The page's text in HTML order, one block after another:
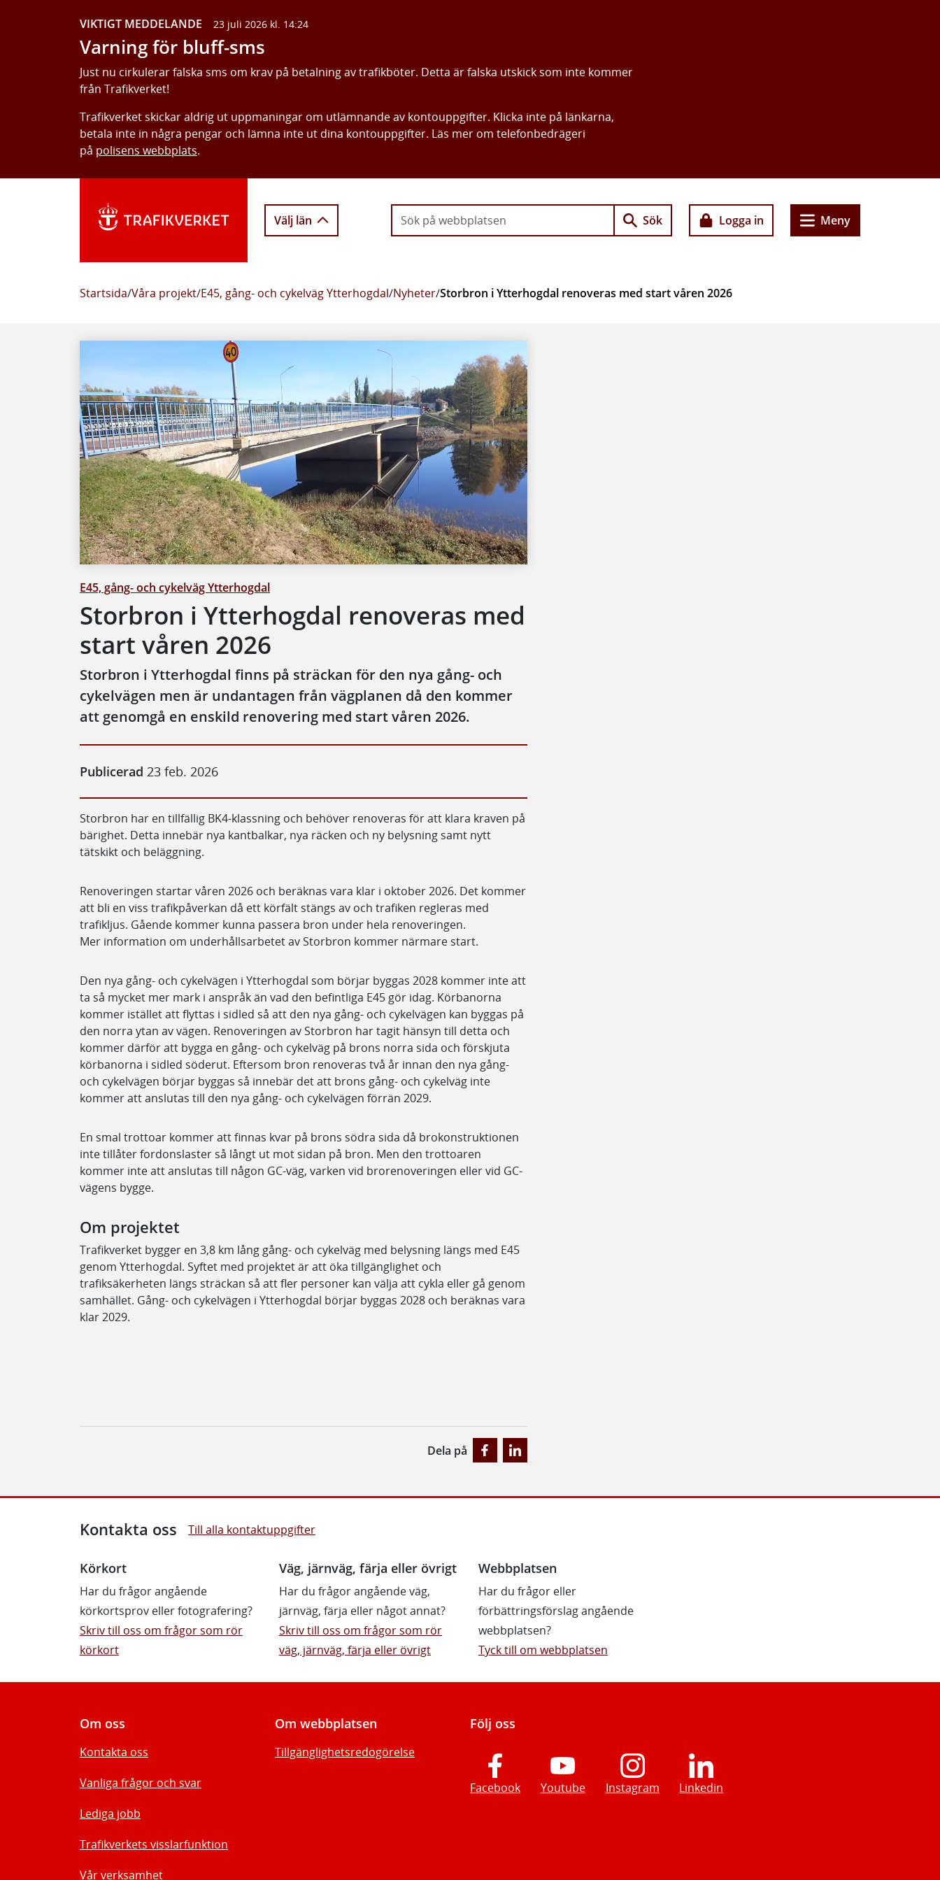
VIKTIGT MEDDELANDE 23 juli 2026 kl. 14:24
Varning för bluff-sms
Just nu cirkulerar falska sms om krav på betalning av trafikböter. Detta är falska utskick som inte kommer
från Trafikverket!
Trafikverket skickar aldrig ut uppmaningar om utlämnande av kontouppgifter. Klicka inte på länkarna,
betala inte in några pengar och lämna inte ut dina kontouppgifter. Läs mer om telefonbedrägeri
på polisens webbplats.
Välj län Sök Logga in Meny
Startsida/Våra projekt/E45, gång- och cykelväg Ytterhogdal/Nyheter/Storbron i Ytterhogdal renoveras med start våren 2026
E45, gång- och cykelväg Ytterhogdal
Storbron i Ytterhogdal renoveras med
start våren 2026
Storbron i Ytterhogdal finns på sträckan för den nya gång- och
cykelvägen men är undantagen från vägplanen då den kommer
att genomgå en enskild renovering med start våren 2026.
Publicerad 23 feb. 2026
Storbron har en tillfällig BK4-klassning och behöver renoveras för att klara kraven på
bärighet. Detta innebär nya kantbalkar, nya räcken och ny belysning samt nytt
tätskikt och beläggning.
Renoveringen startar våren 2026 och beräknas vara klar i oktober 2026. Det kommer
att bli en viss trafikpåverkan då ett körfält stängs av och trafiken regleras med
trafikljus. Gående kommer kunna passera bron under hela renoveringen.
Mer information om underhållsarbetet av Storbron kommer närmare start.
Den nya gång- och cykelvägen i Ytterhogdal som börjar byggas 2028 kommer inte att
ta så mycket mer mark i anspråk än vad den befintliga E45 gör idag. Körbanorna
kommer istället att flyttas i sidled så att den nya gång- och cykelvägen kan byggas på
den norra ytan av vägen. Renoveringen av Storbron har tagit hänsyn till detta och
kommer därför att bygga en gång- och cykelväg på brons norra sida och förskjuta
körbanorna i sidled söderut. Eftersom bron renoveras två år innan den nya gång-
och cykelvägen börjar byggas så innebär det att brons gång- och cykelväg inte
kommer att anslutas till den nya gång- och cykelvägen förrän 2029.
En smal trottoar kommer att finnas kvar på brons södra sida då brokonstruktionen
inte tillåter fordonslaster så långt ut mot sidan på bron. Men den trottoaren
kommer inte att anslutas till någon GC-väg, varken vid brorenoveringen eller vid GC-
vägens bygge.
Om projektet
Trafikverket bygger en 3,8 km lång gång- och cykelväg med belysning längs med E45
genom Ytterhogdal. Syftet med projektet är att öka tillgänglighet och
trafiksäkerheten längs sträckan så att fler personer kan välja att cykla eller gå genom
samhället. Gång- och cykelvägen i Ytterhogdal börjar byggas 2028 och beräknas vara
klar 2029.
Dela på
Kontakta oss Till alla kontaktuppgifter
Körkort
Har du frågor angående
körkortsprov eller fotografering?
Skriv till oss om frågor som rör
körkort
Väg, järnväg, färja eller övrigt
Har du frågor angående väg,
järnväg, färja eller något annat?
Skriv till oss om frågor som rör
väg, järnväg, färja eller övrigt
Webbplatsen
Har du frågor eller
förbättringsförslag angående
webbplatsen?
Tyck till om webbplatsen
Om oss
Kontakta oss
Vanliga frågor och svar
Lediga jobb
Trafikverkets visslarfunktion
Vår verksamhet
Om webbplatsen
Tillgänglighetsredogörelse
Följ oss
Facebook Youtube Instagram Linkedin